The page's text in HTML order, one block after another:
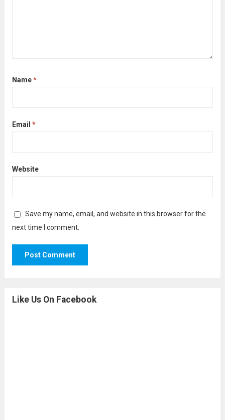
Name*
Email *
Website
Save my name, email, and website in this browser for the
next time I comment.
Like Us On Facebook